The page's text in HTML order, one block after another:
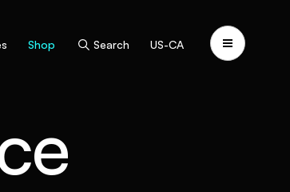
Shop Search US-CA